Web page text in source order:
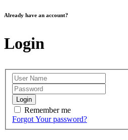
Already have an account?
Login
Login
Remember me
Forgot Your password?